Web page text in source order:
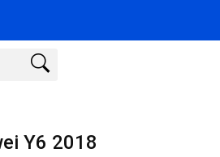
Y6 2018